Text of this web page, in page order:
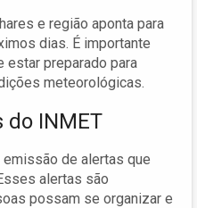
e região aponta para
dias. É importante
estar preparado para
meteorológicas.
do INMET
de alertas que
alertas são
possam se organizar e